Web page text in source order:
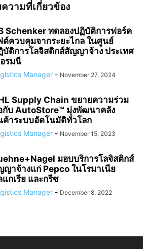
วามที่เกี่ยวข้อง
Schenker ทดลองปฏิบัติการฟอร์ค
ต์ควบคุมจากระยะไกล ในศูนย์
บัติการโลจิสติกส์สัญญาจ้าง ประเทศ
อรมนี
Manager - November 27, 2024
Supply Chain ขยายความร่วม
กับ AutoStore™ มุ่งพัฒนาคลัง
ค้าระบบอัตโนมัติทั่วโลก
Manager - November 15, 2023
มอบบริการโลจิสติกส์
ญาจ้างแก่ Pepco ในโรมาเนีย
แกเรีย และกรีซ
Manager - December 8, 2022